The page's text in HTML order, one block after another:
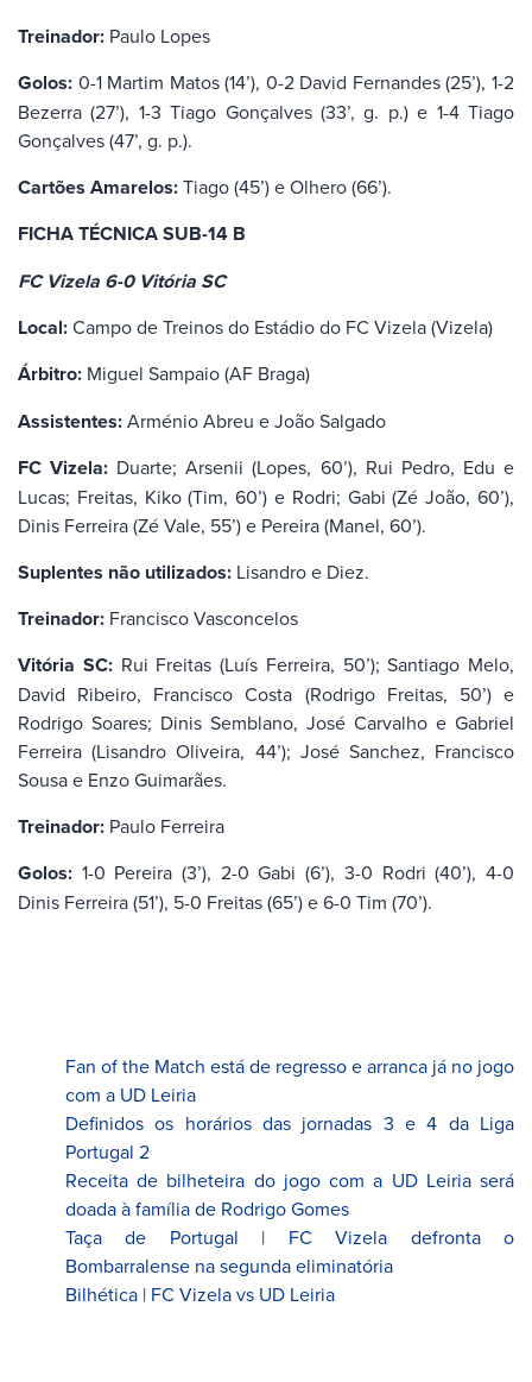
Treinador: Paulo Lopes
Golos: 0-1 Martim Matos (14’), 0-2 David Fernandes (25’), 1-2
Bezerra (27’), 1-3 Tiago Gonçalves (33’, g. p.) e 1-4 Tiago
Gonçalves (47’, g. p.).
Cartões Amarelos:Tiago (45’) e Olhero (66’).
FICHA TÉCNICA SUB-14 B
FC Vizela 6-0 Vitória SC
Local:Campo de Treinos do Estádio do FC Vizela (Vizela)
Árbitro: Miguel Sampaio (AF Braga)
Assistentes:Arménio Abreu e João Salgado
FC Vizela: Duarte; Arsenii (Lopes, 60’), Rui Pedro, Edu e
Lucas; Freitas, Kiko (Tim, 60’) e Rodri; Gabi (Zé João, 60’),
Dinis Ferreira (Zé Vale, 55’) e Pereira (Manel, 60’).
Suplentes não utilizados: Lisandro e Diez.
Treinador: Francisco Vasconcelos
Vitória SC:Rui Freitas (Luís Ferreira, 50’); Santiago Melo,
David Ribeiro, Francisco Costa (Rodrigo Freitas, 50’) e
Rodrigo Soares; Dinis Semblano, José Carvalho e Gabriel
Ferreira (Lisandro Oliveira, 44’); José Sanchez, Francisco
Sousa e Enzo Guimarães.
Treinador: Paulo Ferreira
Golos: 1-0 Pereira (3’), 2-0 Gabi (6’), 3-0 Rodri (40’), 4-0
Dinis Ferreira (51’), 5-0 Freitas (65’) e 6-0 Tim (70’).
Fan of the Match está de regresso e arranca já no jogo
com a UD Leiria
Definidos os horários das jornadas 3 e 4 da Liga
Portugal 2
Receita de bilheteira do jogo com a UD Leiria será
doada à família de Rodrigo Gomes
Taça de Portugal | FC Vizela defronta o
Bombarralense na segunda eliminatória
Bilhética | FC Vizela vs UD Leiria